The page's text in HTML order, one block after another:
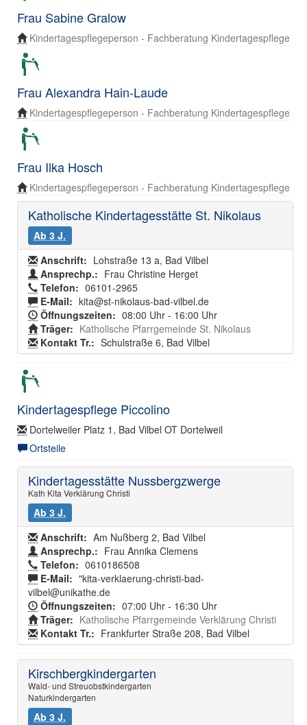
Frau Sabine Gralow
Kindertagespflegeperson - Fachberatung Kindertagespflege
Frau Alexandra Hain-Laude
Kindertagespflegeperson - Fachberatung Kindertagespflege
Frau Ilka Hosch
Kindertagespflegeperson - Fachberatung Kindertagespflege
Katholische Kindertagesstätte St. Nikolaus
Ab 3 J.
Anschrift: Lohstraße 13 a, Bad Vilbel
Ansprechp.: Frau Christine Herget
Telefon: 06101-2965
E-Mail: kita@st-nikolaus-bad-vilbel.de
Öffnungszeiten: 08:00 Uhr - 16:00 Uhr
Träger: Katholische Pfarrgemeinde St. Nikolaus
Kontakt Tr.: Schulstraße 6, Bad Vilbel
Kindertagespflege Piccolino
Dortelweiler Platz 1, Bad Vilbel OT Dortelweil
Ortsteile
Kindertagesstätte Nussbergzwerge
Kath Kita Verklärung Christi
Ab 3 J.
Anschrift: Am Nußberg 2, Bad Vilbel
Ansprechp.: Frau Annika Clemens
Telefon: 0610186508
E-Mail: "kita-verklaerung-christi-bad-
vilbel@unikathe.de
Öffnungszeiten: 07:00 Uhr - 16:30 Uhr
Träger: Katholische Pfarrgemeinde Verklärung Christi
Kontakt Tr.: Frankfurter Straße 208, Bad Vilbel
Kirschbergkindergarten
Wald- und Streuobstkindergarten
Naturkindergarten
Ab 3 J.